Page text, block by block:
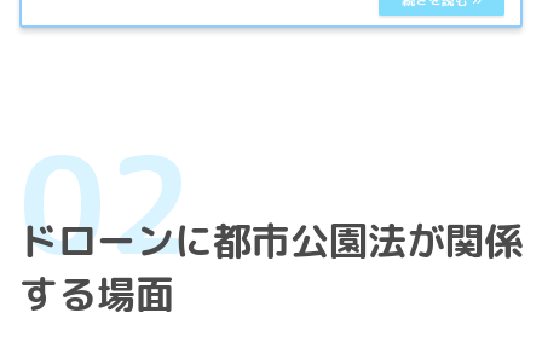
ドローンに都市公園法が関係
する場面